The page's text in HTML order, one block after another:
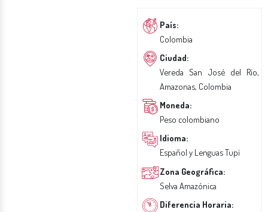
País:
Colombia
Ciudad:
Vereda San José del Río,
Amazonas, Colombia
Moneda:
Peso colombiano
Idioma:
Español y Lenguas Tupí
Zona Geográfica:
Selva Amazónica
Diferencia Horaria: